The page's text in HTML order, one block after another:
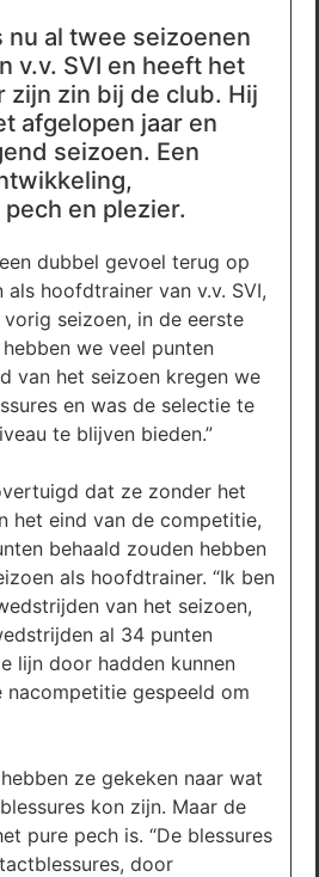
nu al twee seizoenen
v.v. SVI en heeft het
zijn zin bij de club. Hij
afgelopen jaar en
seizoen. Een
en plezier.
dubbel gevoel terug op
hoofdtrainer van v.v. SVI,
seizoen, in de eerste
we veel punten
van het seizoen kregen we
en was de selectie te
te blijven bieden.”
dat ze zonder het
het eind van de competitie,
behaald zouden hebben
als hoofdtrainer. “Ik ben
van het seizoen,
al 34 punten
lijn door hadden kunnen
nacompetitie gespeeld om
ze gekeken naar wat
kon zijn. Maar de
pure pech is. “De blessures
door